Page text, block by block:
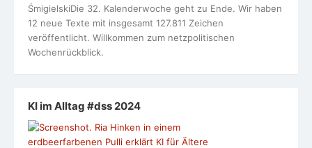
ŚmigielskiDie 32. Kalenderwoche geht zu Ende. Wir haben
12 neue Texte mit insgesamt 127.811 Zeichen
veröffentlicht. Willkommen zum netzpolitischen
Wochenrückblick.
KI im Alltag #dss 2024